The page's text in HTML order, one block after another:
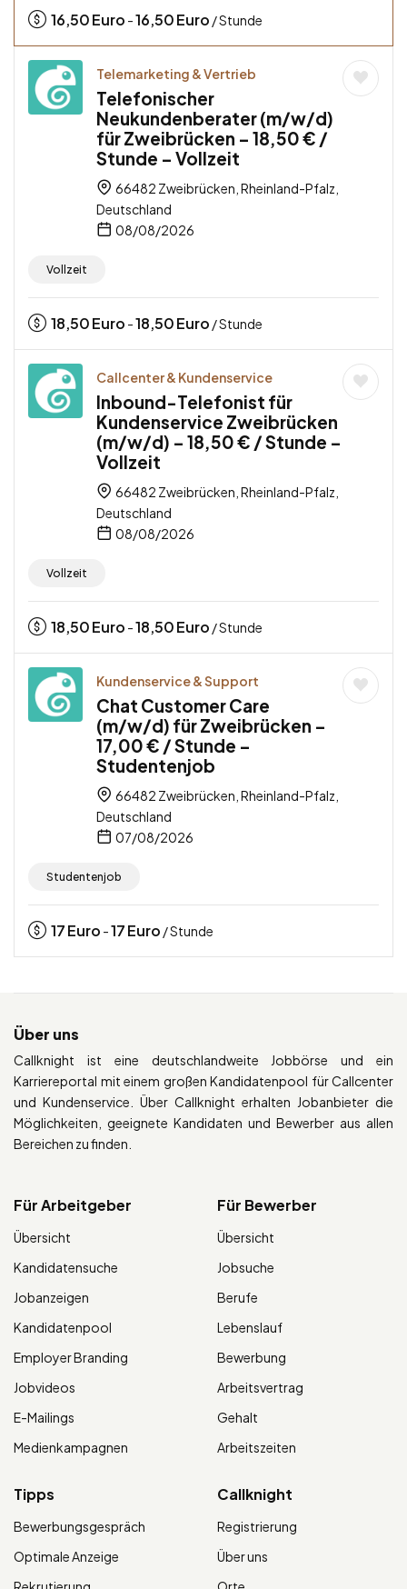
16,50Euro -16,50Euro / Stunde
Telemarketing & Vertrieb
Telefonischer
Neukundenberater (m/w/d)
für Zweibrücken – 18,50 € /
Stunde – Vollzeit
66482 Zweibrücken, Rheinland-Pfalz,
Deutschland
08/08/2026
Vollzeit
18,50Euro -18,50Euro / Stunde
Callcenter & Kundenservice
Inbound-Telefonist für
Kundenservice Zweibrücken
(m/w/d) – 18,50 € / Stunde –
Vollzeit
66482 Zweibrücken, Rheinland-Pfalz,
Deutschland
08/08/2026
Vollzeit
18,50Euro -18,50Euro / Stunde
Kundenservice & Support
Chat Customer Care
(m/w/d) für Zweibrücken –
17,00 € / Stunde –
Studentenjob
66482 Zweibrücken, Rheinland-Pfalz,
Deutschland
07/08/2026
Studentenjob
17Euro -17Euro / Stunde
Über uns
Callknight ist eine deutschlandweite Jobbörse und ein
Karriereportal mit einem großen Kandidatenpool für Callcenter
und Kundenservice. Über Callknight erhalten Jobanbieter die
Möglichkeiten, geeignete Kandidaten und Bewerber aus allen
Bereichen zu finden.
Für Arbeitgeber
Übersicht
Kandidatensuche
Jobanzeigen
Kandidatenpool
Employer Branding
Jobvideos
E-Mailings
Medienkampagnen
Für Bewerber
Übersicht
Jobsuche
Berufe
Lebenslauf
Bewerbung
Arbeitsvertrag
Gehalt
Arbeitszeiten
Tipps
Bewerbungsgespräch
Optimale Anzeige
Callknight
Registrierung
Über uns